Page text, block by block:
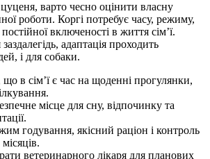
варто чесно оцінити власну
роботи. Коргі потребує часу, режиму,
включеності в життя сім’ї.
адаптація проходить
і для собаки.
в сім’ї є час на щоденні прогулянки,
місце для сну, відпочинку та
годування, якісний раціон і контроль
ветеринарного лікаря для планових